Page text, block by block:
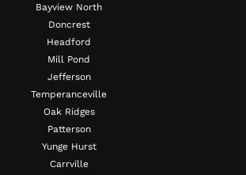
Bayview North
Doncrest
Headford
Mill Pond
Jefferson
Temperanceville
Oak Ridges
Patterson
Yunge Hurst
Carrville